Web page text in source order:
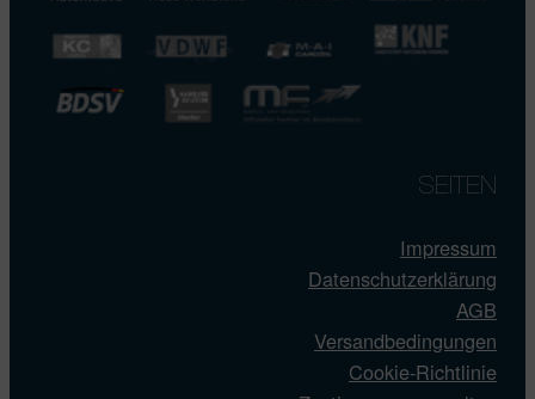
SEITEN
Impressum
Datenschutzerklärung
AGB
Versandbedingungen
Cookie-Richtlinie